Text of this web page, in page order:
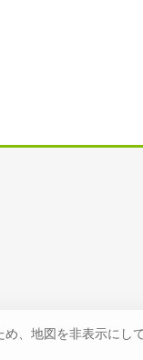
、地図を非表示にし